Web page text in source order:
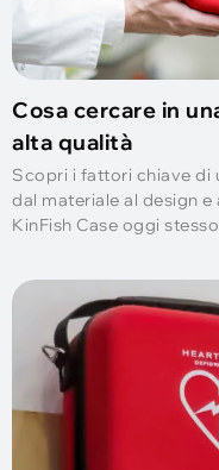
Cosa cercare in
alta qualità
Scopri i fattori chiave di
dal materiale al design e
KinFish Case oggi